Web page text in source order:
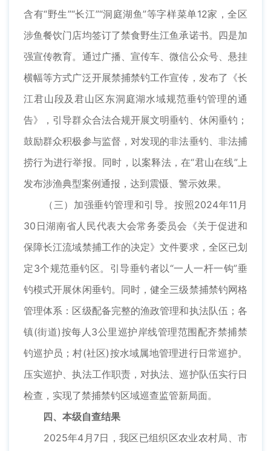
含有“野生”“长江”“洞庭湖鱼”等字样菜单12家，全区
涉鱼餐饮门店均签订了禁食野生江鱼承诺书。四是加
强宣传教育。通过广播、宣传车、微信公众号、悬挂
横幅等方式广泛开展禁捕禁钓工作宣传，发布了《长
江君山段及君山区东洞庭湖水域规范垂钓管理的通
告》，引导群众合法合规开展文明垂钓、休闲垂钓；
鼓励群众积极参与监督，对发现的非法垂钓、非法捕
捞行为进行举报。同时，以案释法，在“君山在线”上
发布涉渔典型案例通报，达到震慑、警示效果。
（三）加强垂钓管理和引导。按照2024年11月
30日湖南省人民代表大会常务委员会《关于促进和
保障长江流域禁捕工作的决定》文件要求，全区已划
定3个规范垂钓区。引导垂钓者以“一人一杆一钩”垂
钓模式开展休闲垂钓。同时，健全三级禁捕禁钓网格
管理体系：区级配备完整的渔政管理和执法队伍；各
镇(街道)按每人3公里巡护岸线管理范围配齐禁捕禁
钓巡护员；村(社区)按水域属地管理进行日常巡护。
压实巡护、执法工作职责，对执法、巡护队伍实行日
检查，实现了禁捕禁钓区域巡查监管新局面。
四、本级自查结果
2025年4月7日，我区已组织区农业农村局、市